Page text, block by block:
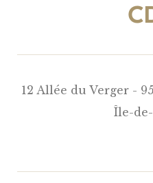
12 Allée du Verger -
Île-